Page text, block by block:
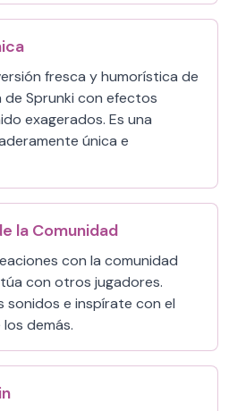
fresca y humorística de
de Sprunki con efectos
exagerados. Es una
única e
la Comunidad
con la comunidad
con otros jugadores.
sonidos e inspírate con el
demás.